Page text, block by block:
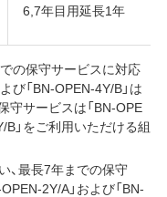
6,7年目用延長1年
の保守サービスに対応
び「BN-OPEN-4Y/B」は
守サービスは「BN-OPE
B」をご利用いただける組
、最長7年までの保守
2Y/A」および「BN-